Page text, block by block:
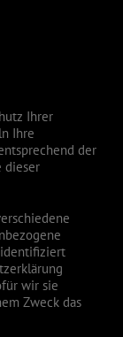
Ihrer
Ihre
der
dieser
identifiziert
wir sie
Zweck das